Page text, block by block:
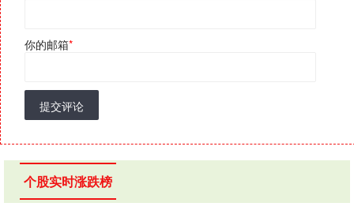
你的邮箱*
提交评论
个股实时涨跌榜